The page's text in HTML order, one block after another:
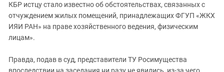
КБР истцу стало известно об обстоятельствах, связанных с
отчуждением жилых помещений, принадлежащих ФГУП «ЖКХ
ИЯИ РАН» на праве хозяйственного ведения, физическим
лицам».
Правда, подав в суд, представители ТУ Росимущества